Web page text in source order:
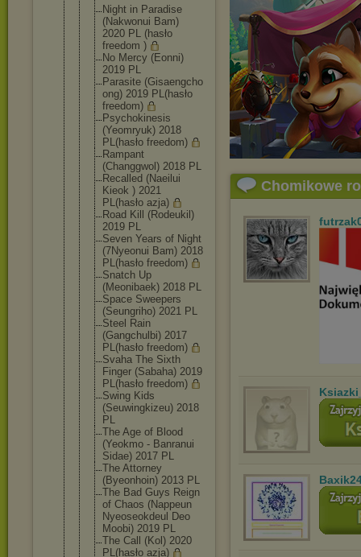
Night in Paradise
(Nakwonui Bam)
2020 PL (hasło
freedom )
No Mercy (Eonni)
2019 PL
Parasite (Gisaengcho
ong) 2019 PL(hasło
freedom)
Psychokinesis
(Yeomryuk) 2018
PL(hasło freedom)
Rampant
(Changgwol) 2018 PL
Recalled (Naeilui
Kieok ) 2021
PL(hasło azja)
Road Kill (Rodeukil)
2019 PL
Seven Years of Night
(7Nyeonui Bam) 2018
PL(hasło freedom)
Snatch Up
(Meonibaek) 2018 PL
Space Sweepers
(Seungriho) 2021 PL
Steel Rain
(Gangchulbi) 2017
PL(hasło freedom)
Svaha The Sixth
Finger (Sabaha) 2019
PL(hasło freedom)
Swing Kids
(Seuwingkizeu) 2018
PL
The Age of Blood
(Yeokmo - Banranui
Sidae) 2017 PL
The Attorney
(Byeonhoin) 2013 PL
The Bad Guys Reign
of Chaos (Nappeun
Nyeoseokdeu l Deo
Moobi) 2019 PL
The Call (Kol) 2020
PL(hasło azja)
Chomikowe